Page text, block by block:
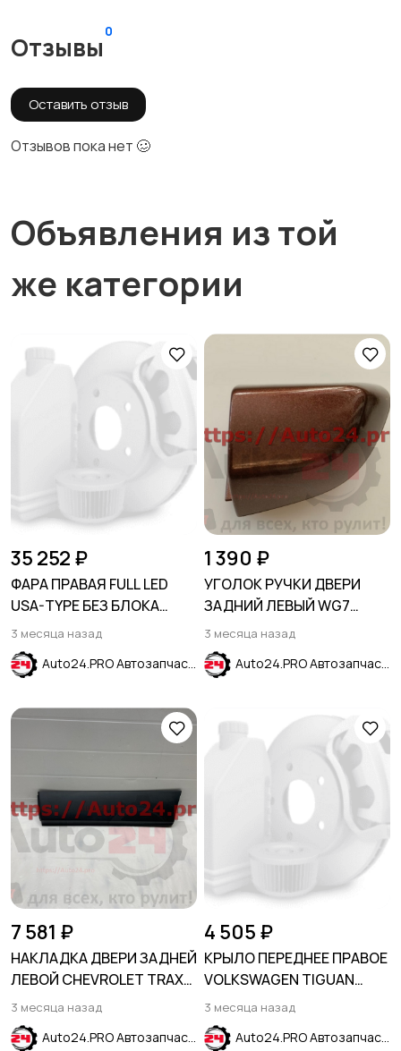
Отзывы
0
Оставить отзыв
Отзывов пока нет 🥴
Объявления из той
же категории
35 252 ₽
ФАРА ПРАВАЯ FULL LED
USA-TYPE БЕЗ БЛОКА
FORD ESCAPE 2020-
3 месяца назад
Auto24.PRO Автозапчасти
1 390 ₽
УГОЛОК РУЧКИ ДВЕРИ
ЗАДНИЙ ЛЕВЫЙ WG7
Коричневый HYUNDAI
SOLARIS 2020-2024
3 месяца назад
Auto24.PRO Автозапчасти
7 581 ₽
НАКЛАДКА ДВЕРИ ЗАДНЕЙ
ЛЕВОЙ CHEVROLET TRAX
2017-
3 месяца назад
Auto24.PRO Автозапчасти
4 505 ₽
КРЫЛО ПЕРЕДНЕЕ ПРАВОЕ
VOLKSWAGEN TIGUAN
2011-2016
3 месяца назад
Auto24.PRO Автозапчасти